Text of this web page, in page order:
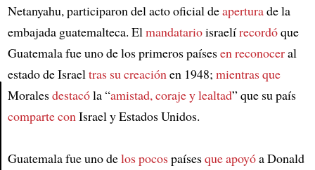
Article
Netanyahu, participaron del acto oficial deaperturade la
embajada guatemalteca. Elmandatarioisraelírecordóque
Guatemala fue uno de los primeros paísesen reconoceral
estado de Israeltras su creaciónen 1948; mientras que
Moralesdestacóla “amistad, coraje y lealtad” que su país
comparte conIsrael y Estados Unidos.
Guatemala fue uno delos pocospaísesque apoyóa Donald